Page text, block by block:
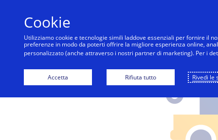
Cookie
Utilizziamo cookie e tecnologie simili laddove essenziali per fornire il
preferenze in modo da poterti offrire la migliore esperienza online,
personalizzato (anche attraverso i nostri partner di marketing). Per i
Accetta Rifiuta tutto Rivedi le